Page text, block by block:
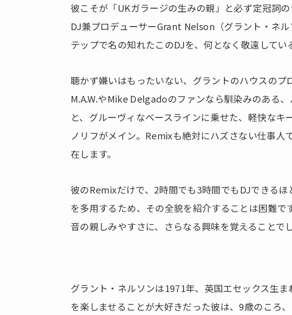
彼こそが「UKガラージの生みの親」と必ず定冠詞
DJ兼プロデューサーGrant Nelson（グラント・ネ
テップで名の知れたこのDJを、何となく敬遠してい
聴かず嫌いはもったいない、グラントのハウスのプ
M.A.W.やMike Delgadoのファンなら馴染みのある
と、グルーヴィなベースラインに乗せた、軽快なキ
ノリフがメイン。Remixも絶対にハズさない仕事人
在します。
彼のRemixだけで、2時間でも3時間でもDJできる
を多用するため、その全貌を紹介することは困難で
音の親しみやすさに、さらなる興味を覚えることでし
グラント・ネルソンは1971年、英国エセックス生
を楽しませることが大好きだった彼は、9歳のころ、